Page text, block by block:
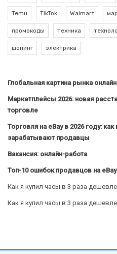
Temu TikTok Walmart
промокоды техника
шопинг электрика
Глобальная картина рынка
Маркетплейсы 2026: новая
торговле
Торговля на eBay в 2026 году:
зарабатывают продавцы
Вакансия: онлайн-работа
Топ-10 ошибок продавцов на
Как я купил часы в 3 раза
Как я купил часы в 3 раза